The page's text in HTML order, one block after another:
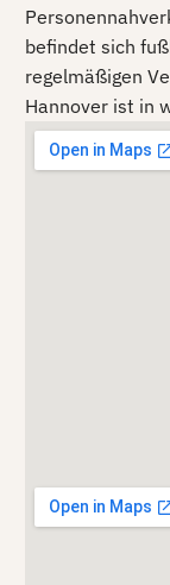
befindet sich
regelmäßigen
Hannover ist in